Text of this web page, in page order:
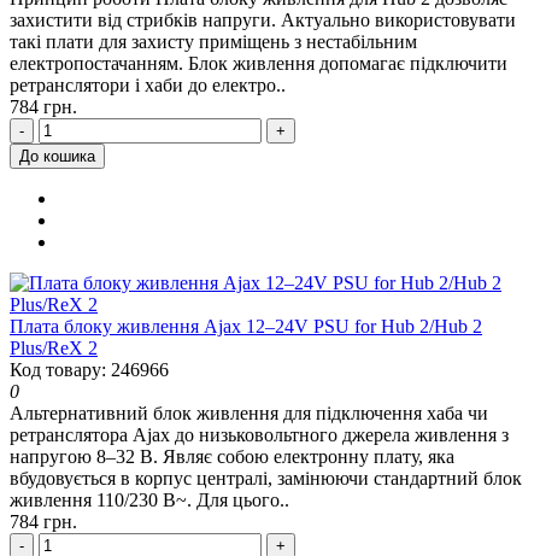
захистити від стрибків напруги. Актуально використовувати
такі плати для захисту приміщень з нестабільним
електропостачанням. Блок живлення допомагає підключити
ретранслятори і хаби до електро..
784 грн.
-
+
До кошика
Плата блоку живлення Ajax 12–24V PSU for Hub 2/Hub 2
Plus/ReX 2
Код товару: 246966
0
Альтернативний блок живлення для підключення хаба чи
ретранслятора Ajax до низьковольтного джерела живлення з
напругою 8–32 В. Являє собою електронну плату, яка
вбудовується в корпус централі, замінюючи стандартний блок
живлення 110/230 В~. Для цього..
784 грн.
-
+